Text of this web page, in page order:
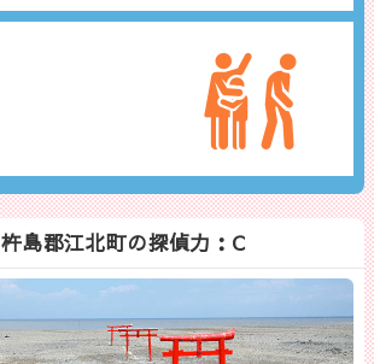
杵島郡江北町の探偵力：C